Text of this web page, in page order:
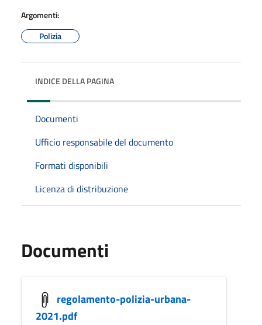
Argomenti:
Polizia
INDICE DELLA PAGINA
Documenti
Ufficio responsabile del documento
Formati disponibili
Licenza di distribuzione
Documenti
regolamento-polizia-urbana-
2021.pdf